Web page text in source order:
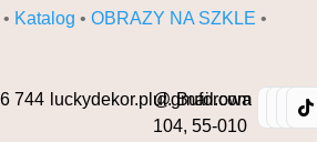
• Katalog • OBRAZY NA SZKLE •
744 luckydekor.pl@gmail.com
ul. Buforowa
104, 55-010